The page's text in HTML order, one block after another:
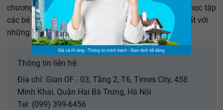
chương trình riêng phù hợp với từng bạn. Không chỉ học tập
các bé còn được vui chơi vận động phát triển thể chất với
những môn thể thao như: bóng rổ, yoga,...
Thông tin liên hệ:
Địa chỉ: Gian OF - 03, Tầng 2, T6, Times City, 458
Minh Khai, Quận Hai Bà Trưng, Hà Nội
Tel: (099) 399-6456